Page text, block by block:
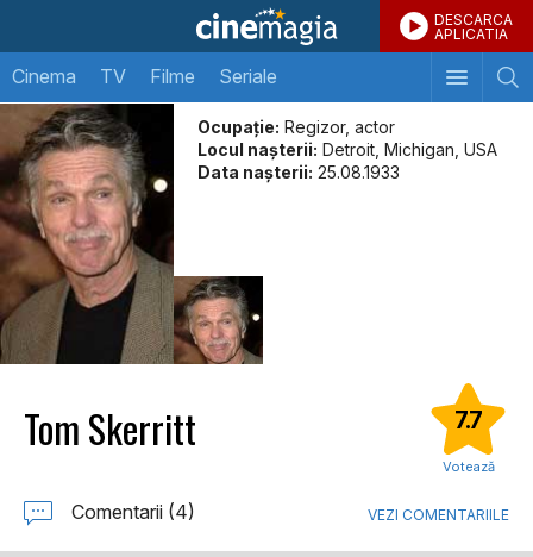
DESCARCA
APLICATIA
Cinema TV Filme Seriale
Ocupație: Regizor, actor
Locul naşterii: Detroit, Michigan, USA
Data naşterii: 25.08.1933
Tom Skerritt 7.7
Votează
Comentarii (4) VEZI COMENTARIILE